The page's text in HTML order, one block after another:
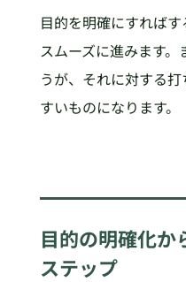
目的を明確にすれば
スムーズに進みます
うが、それに対する
すいものになります。
目的の明確化か
ステップ